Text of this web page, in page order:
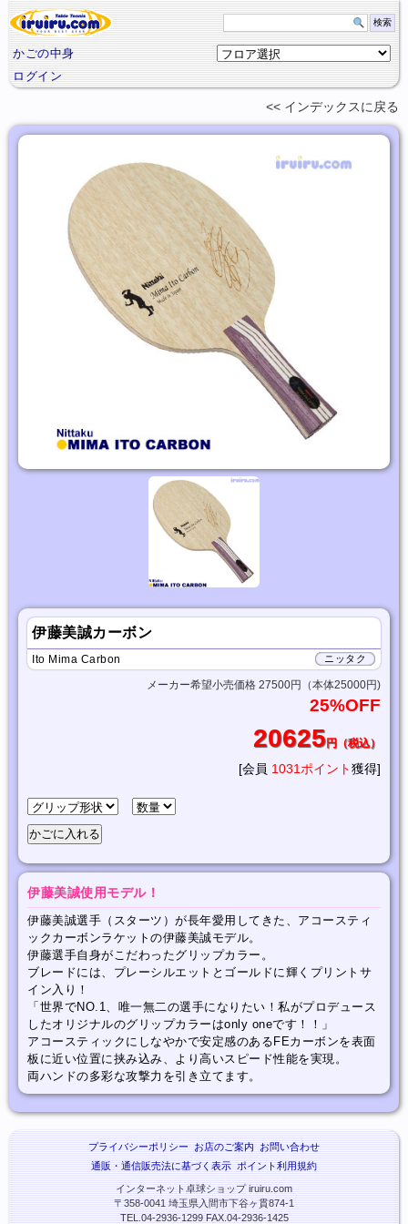
かごの中身
ログイン
インデックスに 戻る
伊藤美誠カーボン
ニッタク
Ito Mima Carbon
メーカー希望小売価格 27500円（本体25000円)
25%OFF
20625円（税込）
[会員 1031ポイント獲得]
伊藤美誠使用モデル！
伊藤美誠選手（スターツ）が長年愛用してきた、アコースティ
ックカーボンラケットの伊藤美誠モデル。
伊藤選手自身がこだわったグリップカラー。
ブレードには、プレーシルエットとゴールドに輝くプリントサ
イン入り！
「世界でNO.1、唯一無二の選手になりたい！私がプロデュース
したオリジナルのグリップカラーはonly oneです！！」
アコースティックにしなやかで安定感のあるFEカーボンを表面
板に近い位置に挟み込み、より高いスピード性能を実現。
両ハンドの多彩な攻撃力を引き立てます。
プライバシーポリシー お店のご案内 お問い合わせ
通販・通信販売法に基づく表示 ポイント利用規約
インターネット卓球ショップ iruiru.com
〒358-0041 埼玉県入間市下谷ヶ貫874-1
TEL.04-2936-1299 FAX.04-2936-1425